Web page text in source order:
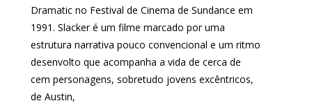
Dramatic no Festival de Cinema de Sundance em
1991. Slacker é um filme marcado por uma
estrutura narrativa pouco convencional e um ritmo
desenvolto que acompanha a vida de cerca de
cem personagens, sobretudo jovens excêntricos,
de Austin,